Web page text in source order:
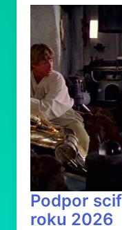
Podpor
roku 2026